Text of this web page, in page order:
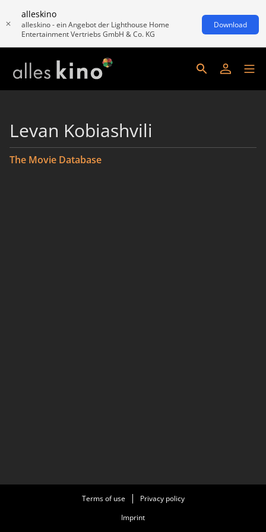
alleskino
alleskino - ein Angebot der Lighthouse Home
Entertainment Vertriebs GmbH & Co. KG
Download
Levan Kobiashvili
The Movie Database
Terms of use
Privacy policy
Imprint